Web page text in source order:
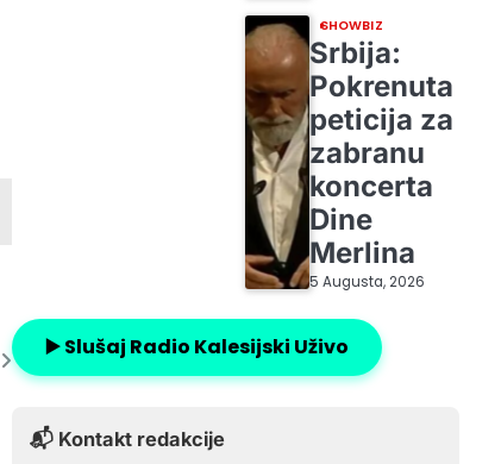
SHOWBIZ
Srbija:
Pokrenuta
peticija za
zabranu
koncerta
Dine
Merlina
5 Augusta, 2026
▶️ Slušaj Radio Kalesijski Uživo
📬 Kontakt redakcije